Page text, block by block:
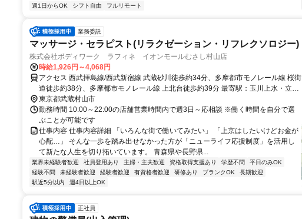
週1日からOK シフト自由 フルリモート
業務委託
マッサージ・セラピスト(リラクゼーション・リフレクソロジー)
株式会社ボディワーク ラフィネ イオンモールむさし村山店
時給1,926円～4,068円
アクセス 西武拝島線/西武新宿線 武蔵砂川徒歩約34分、多摩都市モノレール線 桜街
道徒歩約38分、多摩都市モノレール線 上北台徒歩約39分 最寄駅：玉川上水・立川
駅からバス
東京都武蔵村山市
勤務時間 10:00～22:00の店舗営業時間内で週3日～応相談 ※働く時間を自分で選
ぶことが可能です
仕事内容 仕事内容詳細 「いろんな街で働いてみたい」 「上京はしたいけどお金が
心配…」 そんな一歩を踏み出せなかった方が「ニューライフ応援制度」を活用し
て新たな人生を切り拓いています。 青森県や長野県...
業界未経験者歓迎 社員登用あり 主婦・主夫歓迎 資格取得支援あり 学歴不問
平日のみOK
経験不問
未経験者歓迎 経験者歓迎 有資格者歓迎 研修あり ブランクOK
長期歓迎
駅近5分以内
週4日以上OK
正社員